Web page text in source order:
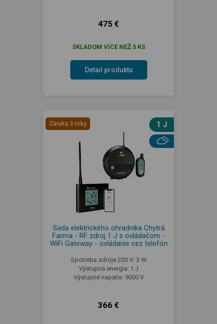
475 €
SKLADOM VÍCE NEŽ 5 KS
Detail produktu
Záruka 3 roky 1 J
Sada elektrického ohradníka Chytrá
Farma - RF zdroj 1 J s ovládačom -
WiFi Gateway - ovládanie cez telefón
Spotreba zdroje 230 V: 3 W
Výstupná energia: 1 J
Výstupné napätie: 9000 V
366 €